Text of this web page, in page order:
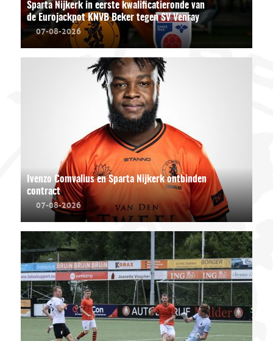
Sparta Nijkerk in eerste kwalificatieronde van
de Eurojackpot KNVB Beker tegen SV Venray
07-08-2026
Ivenzo Comvalius en Sparta Nijkerk ontbinden
contract
07-08-2026